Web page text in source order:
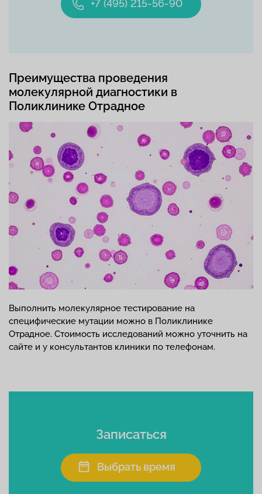
+7 (495) 215-56-90
Преимущества проведения
молекулярной диагностики в
Поликлинике Отрадное
Выполнить молекулярное тестирование на
специфические мутации можно в Поликлинике
Отрадное. Стоимость исследований можно уточнить на
сайте и у консультантов клиники по телефонам.
Записаться
Выбрать время